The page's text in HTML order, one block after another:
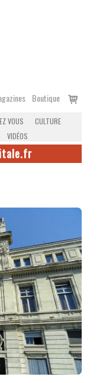
Boutique
Voir
VOUS
CULTURE
VIDÉOS